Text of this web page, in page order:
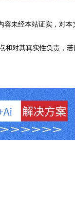
未经本站证实，对
对其真实性负责，